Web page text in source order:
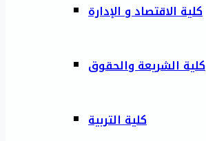
كلية الاقتصاد و الإدارة
كلية الشريعة والحقوق
كلية التربية